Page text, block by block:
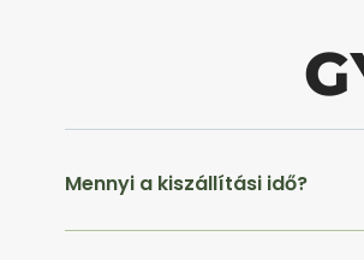
Mennyi a kiszállítási idő?